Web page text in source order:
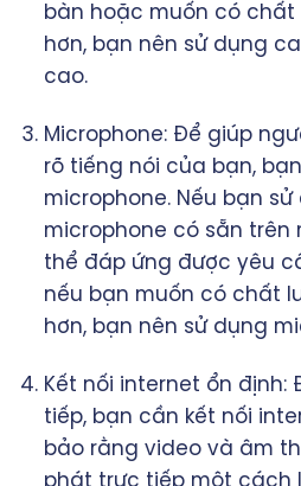
bàn hoặc muốn có
hơn, bạn nên sử dụng
cao.
Microphone: Để giúp
rõ tiếng nói của bạn,
microphone. Nếu bạn
microphone có sẵn
thể đáp ứng được yêu
nếu bạn muốn có chất
hơn, bạn nên sử dụng
Kết nối internet ổn định:
tiếp, bạn cần kết nối
bảo rằng video và âm
phát trực tiếp một cách